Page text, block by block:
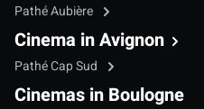
Pathé Aubière
Cinema in Avignon
Pathé Cap Sud
Cinemas in Boulogne